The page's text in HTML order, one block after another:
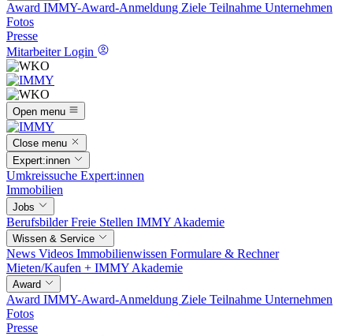
Award IMMY-Award-Anmeldung Ziele Teilnahme Unternehmen
Fotos
Presse
Mitarbeiter Login
Open menu
Close menu
Expert:innen
Umkreissuche Expert:innen
Immobilien
Jobs
BerufsbilderFreie Stellen IMMY Akademie
Wissen & Service
News Videos Immobilienwissen Formulare & Rechner
Mieten/Kaufen + IMMY Akademie
Award
Award IMMY-Award-Anmeldung Ziele Teilnahme Unternehmen
Fotos
Presse